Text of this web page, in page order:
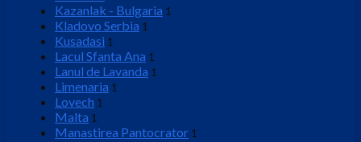
Kazanlak - Bulgaria 1
Kladovo Serbia 1
Kusadasi 1
Lacul Sfanta Ana 1
Lanul de Lavanda 1
Limenaria 1
Lovech 1
Malta 1
Manastirea Pantocrator 1